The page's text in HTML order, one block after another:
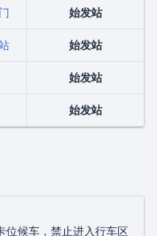
始发站
始发站
始发站
始发站
位候车，禁止进入行车区